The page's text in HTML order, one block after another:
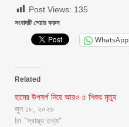
Post Views: 135
সংবাদটি শেয়ার করুন
WhatsApp
Related
হামের উপসর্গ নিয়ে আরও ৫ শিশুর মৃত্যু
জুন ১৮, ২০২৬
In "স্বাস্থ্য তথ্য"